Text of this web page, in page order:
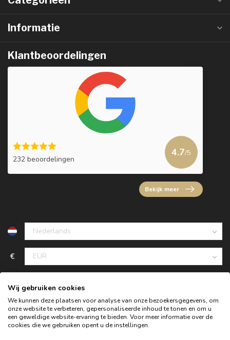
Informatie
Klantbeoordelingen
232 beoordelingen
4.7/5
Bekijk meer
€
Wij gebruiken cookies
We kunnen deze plaatsen voor analyse van onze bezoekersgegevens, om
onze website te verbeteren, gepersonaliseerde inhoud te tonen en om u
een geweldige website-ervaring te bieden. Voor meer informatie over de
cookies die we gebruiken opent u de instellingen.